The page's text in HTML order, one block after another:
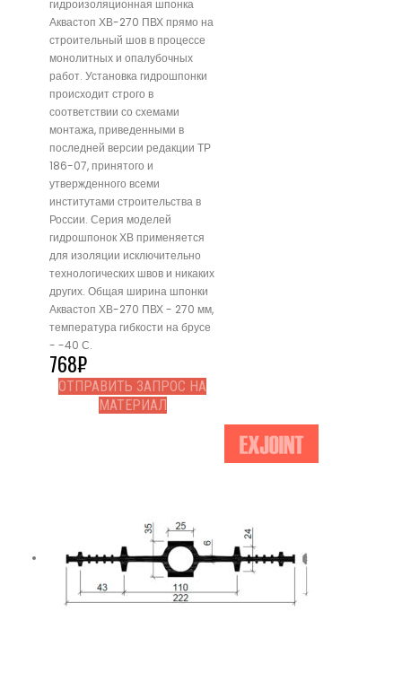
гидроизоляционная шпонка
Аквастоп ХВ-270 ПВХ прямо на
строительный шов в процессе
монолитных и опалубочных
работ. Установка гидрошпонки
происходит строго в
соответствии со схемами
монтажа, приведенными в
последней версии редакции ТР
186-07, принятого и
утвержденного всеми
институтами строительства в
России. Серия моделей
гидрошпонок ХВ применяется
для изоляции исключительно
технологических швов и никаких
других. Общая ширина шпонки
Аквастоп ХВ-270 ПВХ - 270 мм,
температура гибкости на брусе
- -40 С.
768₽
ОТПРАВИТЬ ЗАПРОС НА
МАТЕРИАЛ